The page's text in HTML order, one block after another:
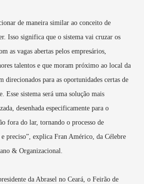
de maneira similar ao conceito de
Isso significa que o sistema vai cruzar os
as vagas abertas pelos empresários,
talentos e que moram próximo ao local da
direcionados para as oportunidades certas de
Esse sistema será uma solução mais
desenhada especificamente para o
fora do lar, tornando o processo de
preciso”, explica Fran Américo, da Célebre
& Organizacional.
da Abrasel no Ceará, o Feirão de